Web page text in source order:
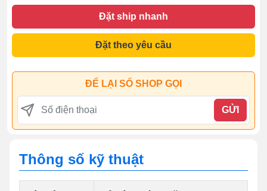
Đặt ship nhanh
Đặt theo yêu cầu
ĐỂ LẠI SỐ SHOP GỌI
GỬI
Thông số kỹ thuật